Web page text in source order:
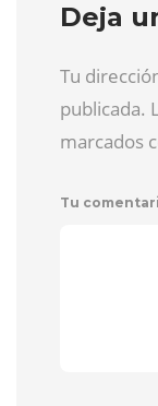
Deja
Tu
publicada.
marcados
Tu